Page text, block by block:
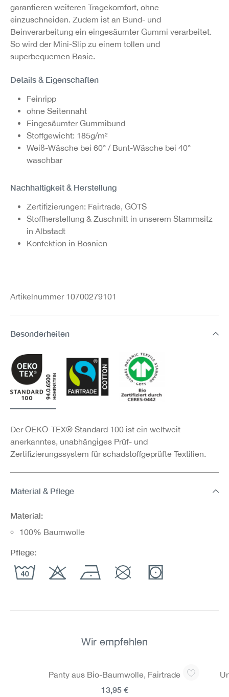
garantieren weiteren Tragekomfort, ohne
einzuschneiden. Zudem ist an Bund- und
Beinverarbeitung ein eingesäumter Gummi verarbeitet.
So wird der Mini-Slip zu einem tollen und
superbequemen Basic.
Details & Eigenschaften
Feinripp
ohne Seitennaht
Eingesäumter Gummibund
Stoffgewicht: 185g/m²
Weiß-Wäsche bei 60° / Bunt-Wäsche bei 40°
waschbar
Nachhaltigkeit & Herstellung
Zertifizierungen: Fairtrade, GOTS
Stoffherstellung & Zuschnitt in unserem Stammsitz
in Albstadt
Konfektion in Bosnien
Artikelnummer 10700279101
Besonderheiten
Der OEKO-TEX® Standard 100 ist ein weltweit
anerkanntes, unabhängiges Prüf- und
Zertifizierungssystem für schadstoffgeprüfte Textilien.
Material & Pflege
Material:
100% Baumwolle
Pflege:
Wir empfehlen
Panty aus Bio-Baumwolle, Fairtrade
13,95 €